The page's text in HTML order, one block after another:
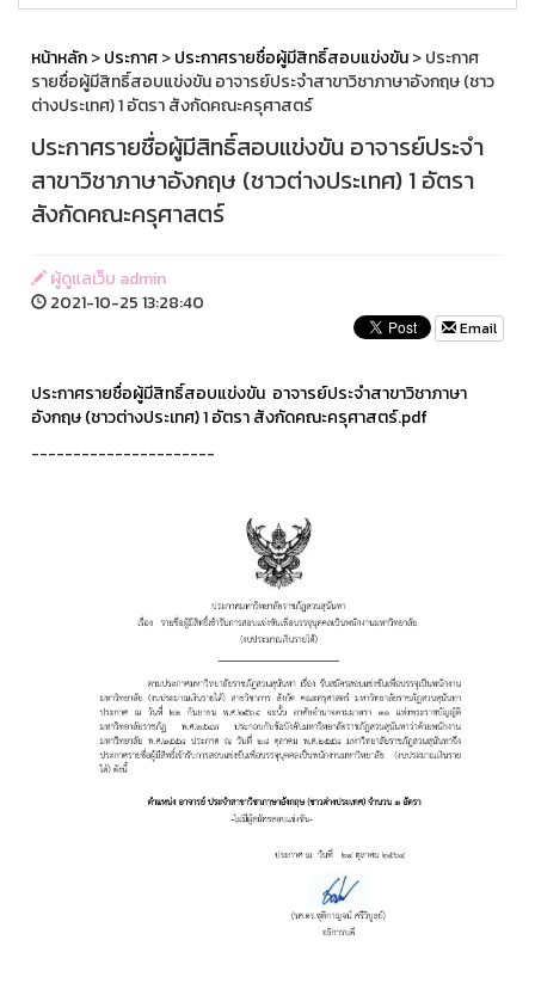
หน้าหลัก>ประกาศ>ประกาศรายชื่อผู้มีสิทธิ์สอบแข่งขัน> ประกาศ
รายชื่อผู้มีสิทธิ์สอบแข่งขัน อาจารย์ประจำสาขาวิชาภาษาอังกฤษ (ชาว
ต่างประเทศ) 1 อัตรา สังกัดคณะครุศาสตร์
ประกาศรายชื่อผู้มีสิทธิ์สอบแข่งขัน อาจารย์ประจำ
สาขาวิชาภาษาอังกฤษ (ชาวต่างประเทศ) 1 อัตรา
สังกัดคณะครุศาสตร์
ผู้ดูแลเว็บ admin
2021-10-25 13:28:40
Email
ประกาศรายชื่อผู้มีสิทธิ์สอบแข่งขัน อาจารย์ประจำสาขาวิชาภาษา
อังกฤษ (ชาวต่างประเทศ) 1 อัตรา สังกัดคณะครุศาสตร์.pdf
----------------------